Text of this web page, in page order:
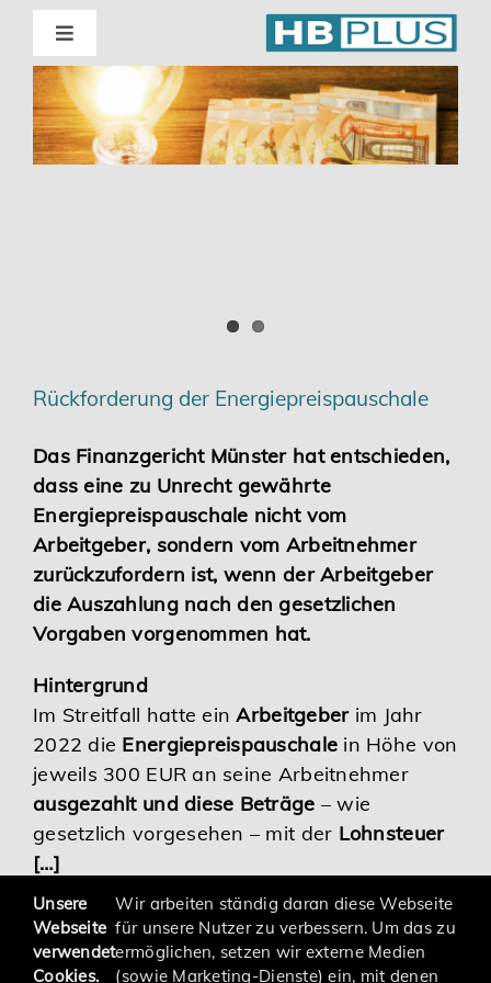
Skip
content
Toggle
Navigation
Standorte
Beratung
Digitalisierung | Steuerberatung
Karriere
Services
Rückforderung der Energiepreispauschale
Das Finanzgericht Münster hat entschieden,
dass eine zu Unrecht gewährte
Energiepreispauschale nicht vom
Arbeitgeber, sondern vom Arbeitnehmer
zurückzufordern ist, wenn der Arbeitgeber
die Auszahlung nach den gesetzlichen
Vorgaben vorgenommen hat.
Hintergrund
Im Streitfall hatte einArbeitgeber im Jahr
2022 die Energiepreispauschale in Höhe von
jeweils 300 EUR an seine Arbeitnehmer
ausgezahlt und diese Beträge – wie
gesetzlich vorgesehen – mit der Lohnsteuer
[…]
Unsere
Webseite
verwendet
Cookies.
Wir arbeiten ständig daran diese Webseite
für unsere Nutzer zu verbessern. Um das zu
ermöglichen, setzen wir externe Medien
(sowie Marketing-Dienste) ein, mit denen